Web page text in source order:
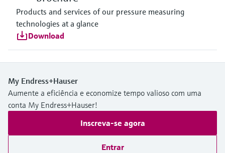
Products and services of our pressure measuring
technologies at a glance
Download
My Endress+Hauser
Aumente a eficiência e economize tempo valioso com uma
conta My Endress+Hauser!
Inscreva-se agora
Entrar